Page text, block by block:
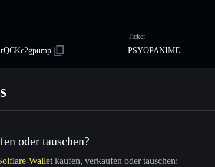
Ticker
PSYOPANIME
oder tauschen?
Wallet kaufen, verkaufen oder tauschen: